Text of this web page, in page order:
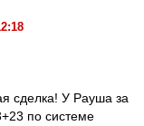
сделка! У Рауша за
по системе